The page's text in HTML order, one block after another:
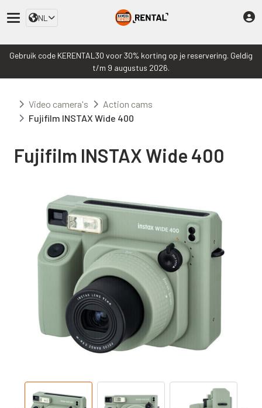
NL
Gebruik code KERENTAL30 voor 30% korting op je reservering. Geldig
t/m 9 augustus 2026.
Video camera's
Action cams
Fujifilm INSTAX Wide 400
Fujifilm INSTAX Wide 400